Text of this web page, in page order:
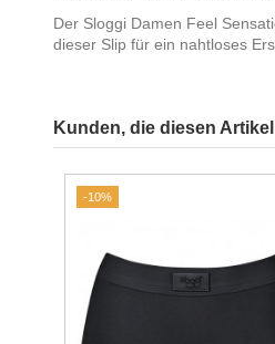
Der Sloggi Damen Feel
dieser Slip für ein nahtloses
Kunden, die diesen
-10%